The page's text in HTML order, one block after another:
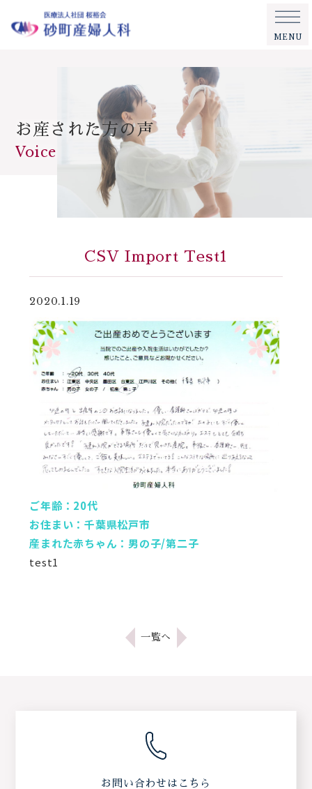
MENU
お産された方の声
Voice
CSV Import Test1
2020.1.19
ご年齢：20代
お住まい：千葉県松戸市
産まれた赤ちゃん：男の子/第二子
test1
一覧へ
お問い合わせはこちら